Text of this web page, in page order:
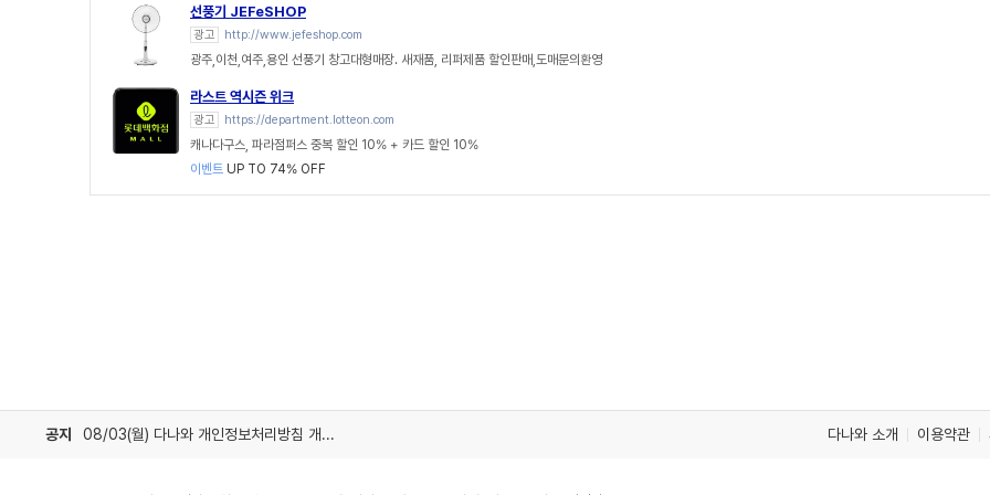
선풍기 JEFeSHOP
광고 http://www.jefeshop.com
광주,이천,여주,용인 선풍기 창고대형매장. 새재품, 리퍼제품 할인판매,도매문의환영
라스트 역시즌 위크
광고 https://department.lotteon.com
캐나다구스, 파라점퍼스 중복 할인 10% + 카드 할인 10%
이벤트 UP TO 74% OFF
공지 08/03(월) 다나와 개인정보처리방침 개정 안내 다나와 소개 이용약관